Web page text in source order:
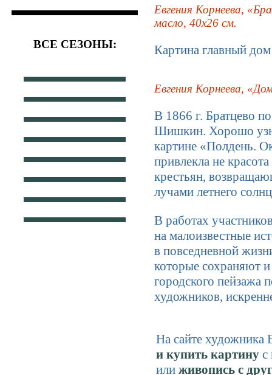
ВСЕ СЕЗОНЫ:
Евгения Корнеева,
масло, 40x26 см.
Картина главный
Евгения Корнеева,
В 1866 г. Братцево
Шишкин. Хорошо
картине «Полдень.
привлекла не
крестьян,
лучами летнего
В работах
на малоизвестные
в повседневной
которые сохраняют
городского пейзажа
художников,
На сайте
и купить картину с
или живопись с